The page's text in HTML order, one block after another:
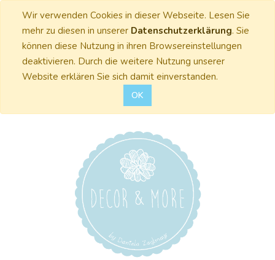
Wir verwenden Cookies in dieser Webseite. Lesen Sie
mehr zu diesen in unserer Datenschutzerklärung. Sie
können diese Nutzung in ihren Browsereinstellungen
deaktivieren. Durch die weitere Nutzung unserer
Website erklären Sie sich damit einverstanden.
OK